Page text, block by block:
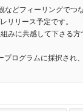
どフィーリングで
リリース予定です。
みに共感して下さる
ログラムに採択され